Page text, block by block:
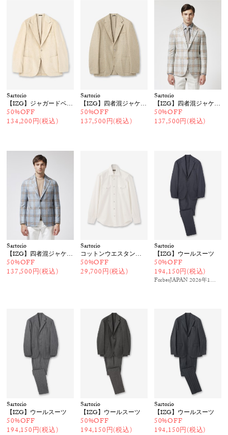
Sartorio
【IZG】ジャガードベロアジャケット
50%OFF
134,200円(税込)
Sartorio
【IZG】四者混ジャケット
50%OFF
137,500円(税込)
Sartorio
【IZG】四者混ジャケット
50%OFF
137,500円(税込)
Sartorio
【IZG】四者混ジャケット
50%OFF
137,500円(税込)
Sartorio
コットンウエスタンシャツ
50%OFF
29,700円(税込)
Sartorio
【IZG】ウールスーツ
50%OFF
194,150円(税込)
ForbesJAPAN 2026年1月号
Sartorio
【IZG】ウールスーツ
50%OFF
194,150円(税込)
Sartorio
【IZG】ウールスーツ
50%OFF
194,150円(税込)
Sartorio
【IZG】ウールスーツ
50%OFF
194,150円(税込)